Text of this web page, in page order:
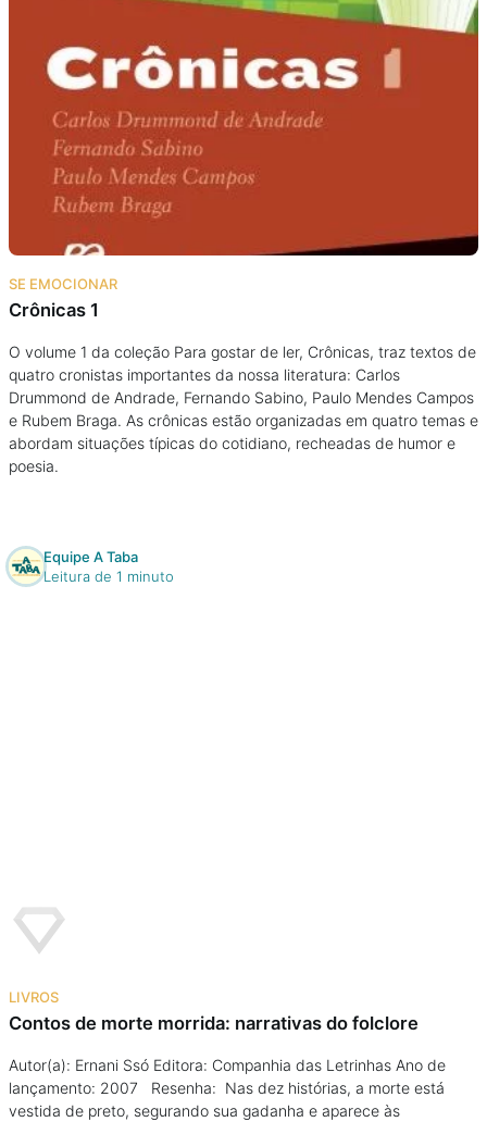
SE EMOCIONAR
Crônicas 1
O volume 1 da coleção Para gostar de ler, Crônicas, traz textos de
quatro cronistas importantes da nossa literatura: Carlos
Drummond de Andrade, Fernando Sabino, Paulo Mendes Campos
e Rubem Braga. As crônicas estão organizadas em quatro temas e
abordam situações típicas do cotidiano, recheadas de humor e
poesia.
Equipe A Taba
Leitura de 1 minuto
LIVROS
Contos de morte morrida: narrativas do folclore
Autor(a): Ernani Ssó Editora: Companhia das Letrinhas Ano de
lançamento: 2007 Resenha: Nas dez histórias, a morte está
vestida de preto, segurando sua gadanha e aparece às